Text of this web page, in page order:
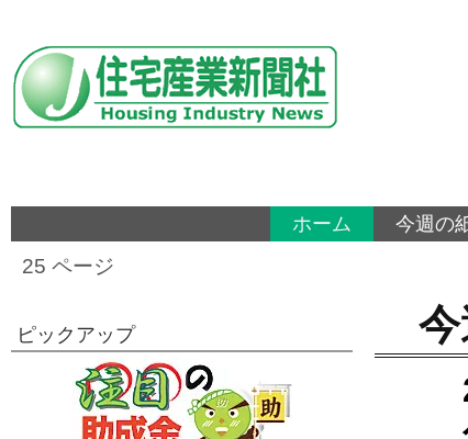
ホーム 今週の
25 ページ
ピックアップ